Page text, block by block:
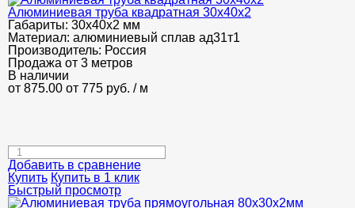
Алюминиевая труба квадратная 30х40х2
Габариты: 30х40х2 мм
Материал: алюминиевый сплав ад31т1
Производитель: Россия
Продажа от 3 метров
В наличии
от 875.00 от 775 руб. / м
Добавить в сравнение
Купить Купить в 1 клик
Быстрый просмотр